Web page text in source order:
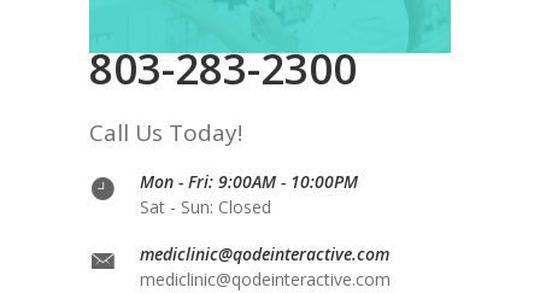
803-283-2300
Call Us Today!
Mon - Fri: 9:00AM - 10:00PM
Sat - Sun: Closed
mediclinic@qodeinteractive.com
mediclinic@qodeinteractive.com